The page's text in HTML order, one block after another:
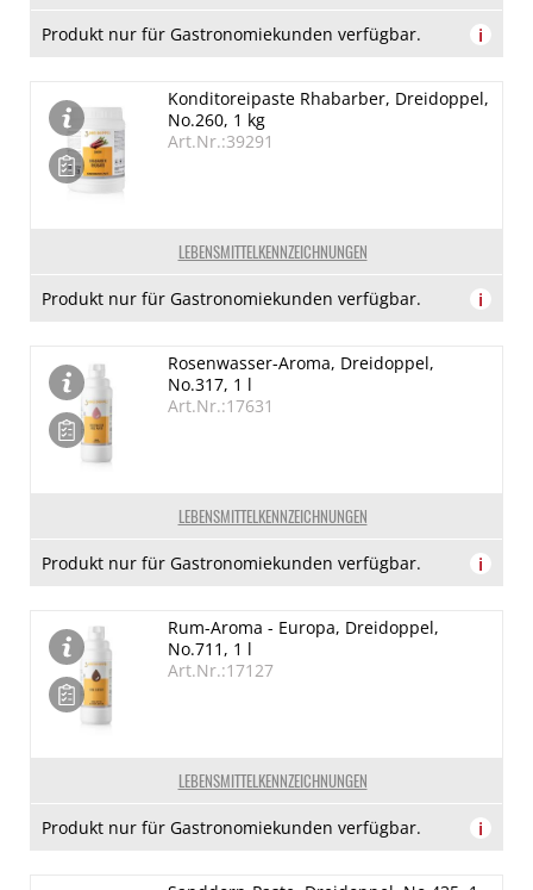
Produkt nur für Gastronomiekunden verfügbar. i
LEBENSMITTELKENNZEICHNUNGEN
Konditoreipaste Rhabarber, Dreidoppel,
No.260, 1 kg
Art.Nr.:39291
Produkt nur für Gastronomiekunden verfügbar. i
LEBENSMITTELKENNZEICHNUNGEN
Rosenwasser-Aroma, Dreidoppel,
No.317, 1 l
Art.Nr.:17631
Produkt nur für Gastronomiekunden verfügbar. i
LEBENSMITTELKENNZEICHNUNGEN
Rum-Aroma - Europa, Dreidoppel,
No.711, 1 l
Art.Nr.:17127
Produkt nur für Gastronomiekunden verfügbar. i